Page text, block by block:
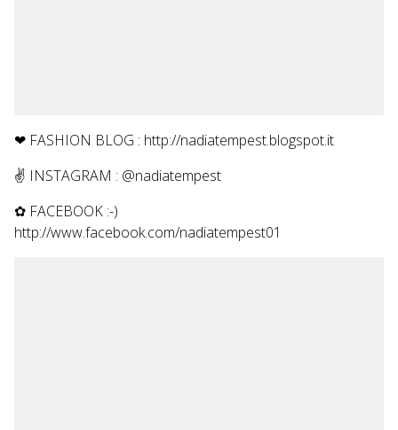
❤ FASHION BLOG : http://nadiatempest.blogspot.it
✌ INSTAGRAM : @nadiatempest
✿ FACEBOOK :-)
http://www.facebook.com/nadiatempest01